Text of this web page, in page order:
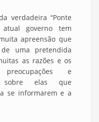
verdadeira “Ponte
governo tem
apreensão que
uma pretendida
as razões e os
e
sobre elas que
se informarem e a